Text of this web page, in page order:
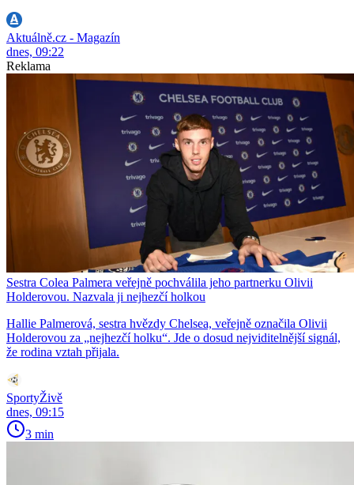
Aktuálně.cz - Magazín
dnes, 09:22
Reklama
Sestra Colea Palmera veřejně pochválila jeho partnerku Olivii
Holderovou. Nazvala ji nejhezčí holkou
Hallie Palmerová, sestra hvězdy Chelsea, veřejně označila Olivii
Holderovou za „nejhezčí holku“. Jde o dosud nejviditelnější signál,
že rodina vztah přijala.
SportyŽivě
dnes, 09:15
3 min